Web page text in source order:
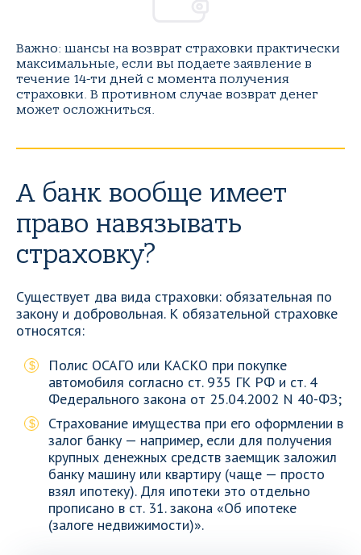
Важно: шансы на возврат страховки практически
максимальные, если вы подаете заявление в
течение 14-ти дней с момента получения
страховки. В противном случае возврат денег
может осложниться.
А банк вообще имеет
право навязывать
страховку?
Существует два вида страховки: обязательная по
закону и добровольная. К обязательной страховке
относятся:
Полис ОСАГО или КАСКО при покупке
автомобиля согласно ст. 935 ГК РФ и ст. 4
Федерального закона от 25.04.2002 N 40-ФЗ;
Страхование имущества при его оформлении в
залог банку — например, если для получения
крупных денежных средств заемщик заложил
банку машину или квартиру (чаще — просто
взял ипотеку). Для ипотеки это отдельно
прописано в ст. 31. закона «Об ипотеке
(залоге недвижимости)».